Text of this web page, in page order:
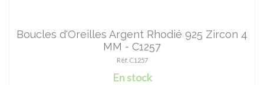
Boucles d'Oreilles Argent Rhodié 925 Zircon 4
MM - C1257
Réf. C1257
En stock